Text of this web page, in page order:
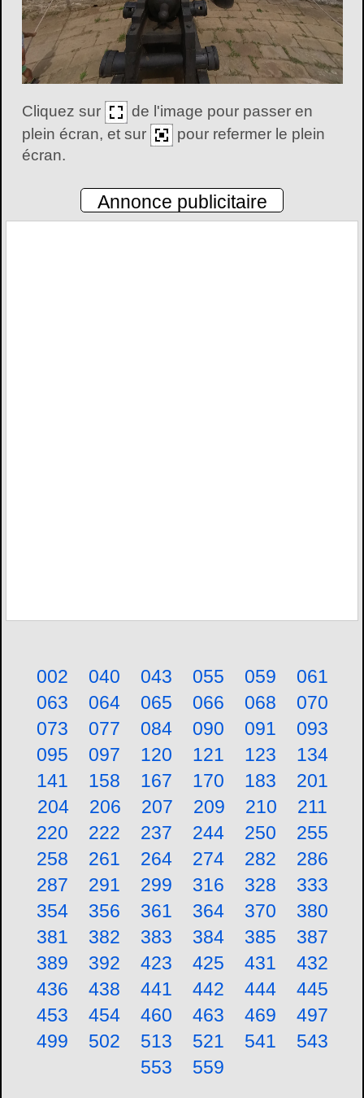
Cliquez sur
de l'image pour passer en
plein écran, et sur
pour refermer le plein
écran.
Annonce publicitaire
002 040 043 055 059
061
063
064 065 066 068
070
073
077 084 090 091
093
095
097 120 121 123
134
141
158 167 170 183
201
204
206 207 209 210
211
220
222 237 244 250
255
258
261 264 274 282
286
287
291 299 316 328
333
354
356 361 364 370
380
381
382 383 384 385
387
389
392 423 425 431
432
436
438 441 442 444
445
453
454 460 463 469
497
499
502 513 521 541
543
553
559